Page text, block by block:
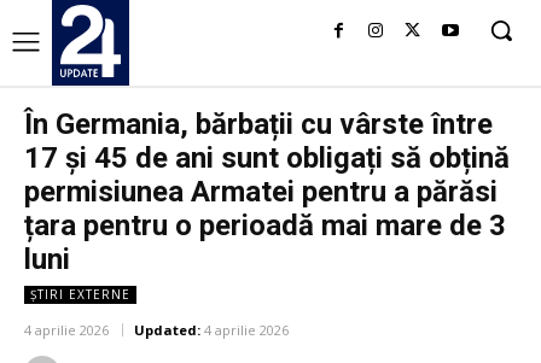
În Germania, bărbații cu vârste între
17 și 45 de ani sunt obligați să obțină
permisiunea Armatei pentru a părăsi
țara pentru o perioadă mai mare de 3
luni
ȘTIRI EXTERNE
4 aprilie 2026 Updated: 4 aprilie 2026